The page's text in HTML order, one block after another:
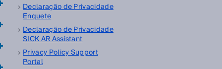
Declaração de Privacidade
Enquete
Declaração de Privacidade
SICK AR Assistant
Privacy Policy Support
Portal